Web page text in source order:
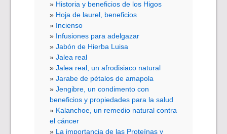
Historia y beneficios de los Higos
Hoja de laurel, beneficios
Incienso
Infusiones para adelgazar
Jabón de Hierba Luisa
Jalea real
Jalea real, un afrodisiaco natural
Jarabe de pétalos de amapola
Jengibre, un condimento con
beneficios y propiedades para la salud
Kalanchoe, un remedio natural contra
el cáncer
La importancia de las Proteínas y